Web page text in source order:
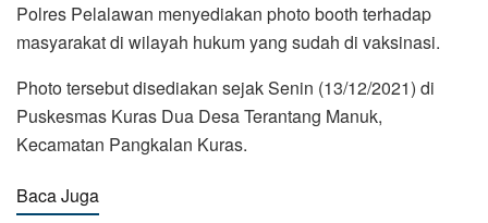
Polres Pelalawan menyediakan photo booth terhadap
masyarakat di wilayah hukum yang sudah di vaksinasi.
Photo tersebut disediakan sejak Senin (13/12/2021) di
Puskesmas Kuras Dua Desa Terantang Manuk,
Kecamatan Pangkalan Kuras.
Baca Juga